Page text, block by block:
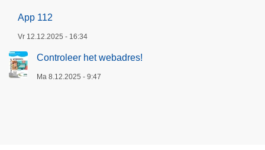
App 112
Vr 12.12.2025 - 16:34
Controleer het webadres!
Ma 8.12.2025 - 9:47